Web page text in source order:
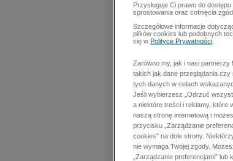
Przysługuje Ci prawo do
sprostowania oraz cofnięcia
Szczegółowe informacje
plików cookies lub podobnych
się w Polityce Prywatności
Zarówno my, jak i nasi partnerzy
takich jak dane przeglądania
tych danych w celach
Jeśli wybierzesz „Odrzuć
a niektóre treści i reklamy, które
naszą stronę internetową i
przycisku „Zarządzanie
cookies" na dole strony.
nie wymaga Twojej zgody.
„Zarządzanie preferencjami”